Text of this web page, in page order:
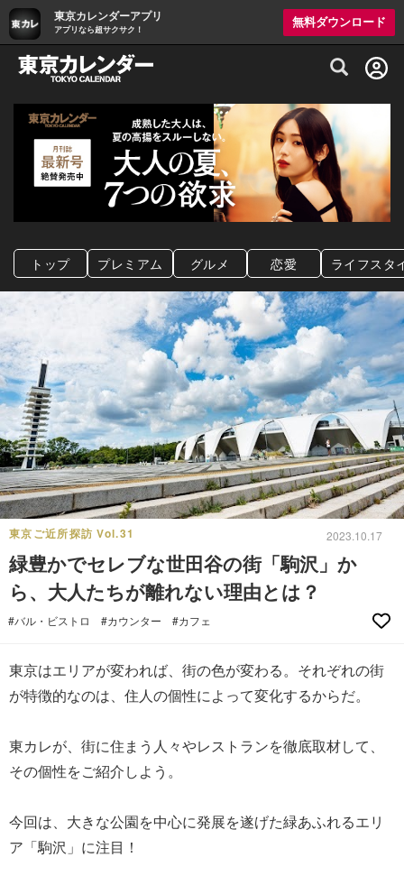
東京カレンダーアプリ
アプリなら超サクサク！
無料ダウンロード
グルメ情報・プレミアムレストラン予約
トップ プレミアム グルメ 恋愛 ライフスタ
東京ご近所探訪 Vol.31 2023.10.17
緑豊かでセレブな世田谷の街「駒沢」か
ら、大人たちが離れない理由とは？
#バル・ビストロ #カウンター #カフェ
東京はエリアが変われば、街の色が変わる。それぞれの街
が特徴的なのは、住人の個性によって変化するからだ。
東カレが、街に住まう人々やレストランを徹底取材して、
その個性をご紹介しよう。
今回は、大きな公園を中心に発展を遂げた緑あふれるエリ
ア「駒沢」に注目！